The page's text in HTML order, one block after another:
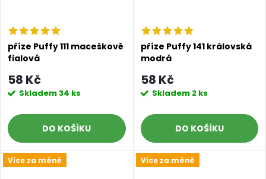
příze Puffy 111 maceškově
fialová
58 Kč
Skladem34 ks
DO KOŠÍKU
příze Puffy 141 královská
modrá
58 Kč
Skladem 2 ks
DO KOŠÍKU
Více za méně Více za méně